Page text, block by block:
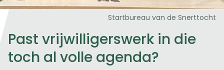
Startbureau van de Snerttocht
Past vrijwilligerswerk in die
toch al volle agenda?